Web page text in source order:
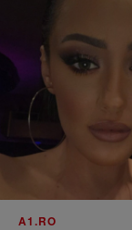
A1.RO